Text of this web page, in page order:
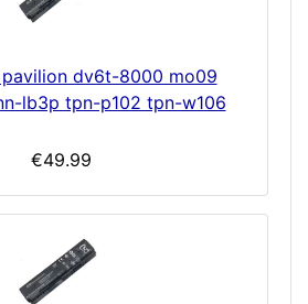
dv6t-8000 mo09
lb3p tpn-p102 tpn-w106
€49.99